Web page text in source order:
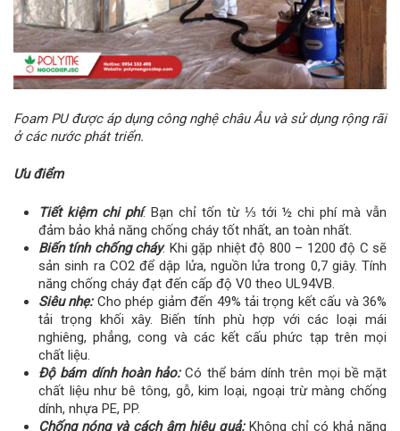
Foam PU được áp dụng công nghệ châu Âu và sử dụng rộng rãi
ở các nước phát triển.
Ưu điểm
Tiết kiệm chi phí: Bạn chỉ tốn từ ⅓ tới ½ chi phí mà vẫn
đảm bảo khả năng chống cháy tốt nhất, an toàn nhất.
Biến tính chống cháy: Khi gặp nhiệt độ 800 – 1200 độ C sẽ
sản sinh ra CO2 để dập lửa, nguồn lửa trong 0,7 giây. Tính
năng chống cháy đạt đến cấp độ V0 theo UL94VB.
Siêu nhẹ:Cho phép giảm đến 49% tải trọng kết cấu và 36%
tải trọng khối xây. Biến tính phù hợp với các loại mái
nghiêng, phẳng, cong và các kết cấu phức tạp trên mọi
chất liệu.
Độ bám dính hoàn hảo: Có thể bám dính trên mọi bề mặt
chất liệu như bê tông, gỗ, kim loại, ngoại trừ màng chống
dính, nhựa PE, PP.
Chống nóng và cách âm hiệu quả:Không chỉ có khả năng